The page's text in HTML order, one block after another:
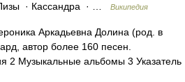
· Кассандра · …
Википедия
Аркадьевна Долина (род. в
автор более 160 песен.
2 Музыкальные альбомы 3 Указатель